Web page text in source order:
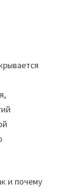
и почему